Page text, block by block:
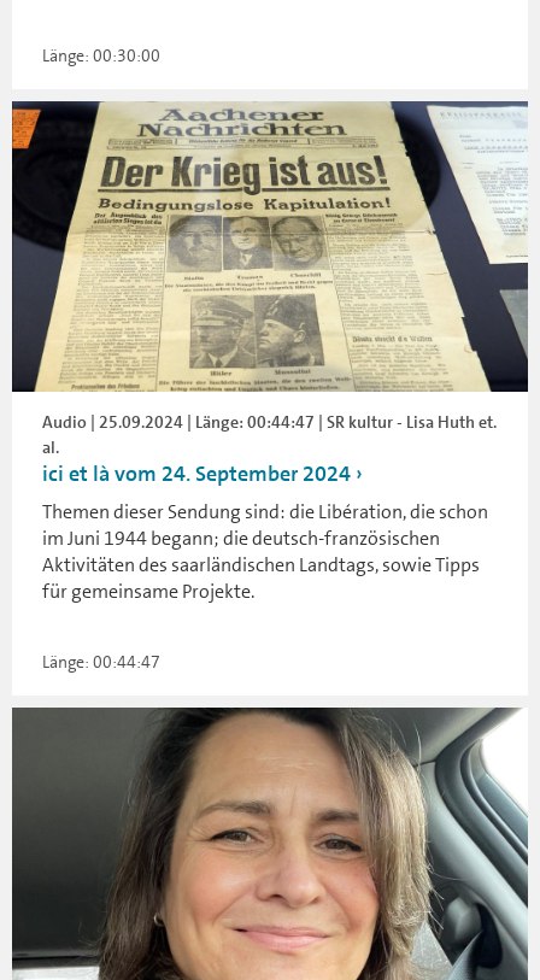
Länge: 00:30:00
Audio | 25.09.2024 | Länge: 00:44:47 | SR kultur - Lisa Huth et.
al.
ici et là vom 24. September 2024
Themen dieser Sendung sind: die Libération, die schon
im Juni 1944 begann; die deutsch-französischen
Aktivitäten des saarländischen Landtags, sowie Tipps
für gemeinsame Projekte.
Länge: 00:44:47